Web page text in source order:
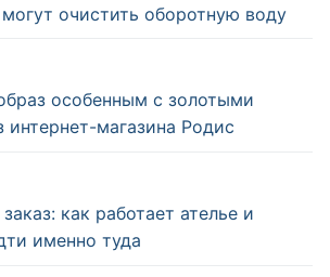
очистить оборотную воду
особенным с золотыми
магазина Родис
как работает ателье и
именно туда